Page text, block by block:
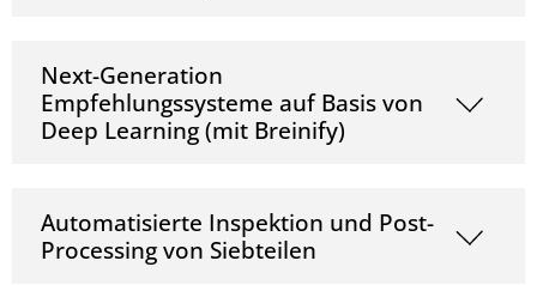
Next-Generation
Empfehlungssysteme auf Basis von
Deep Learning (mit Breinify)
Automatisierte Inspektion und Post-
Processing von Siebteilen